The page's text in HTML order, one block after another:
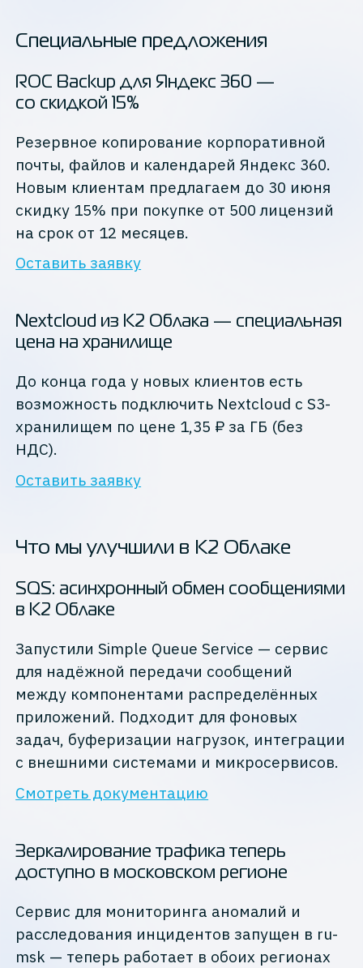
Специальные предложения
ROC Backup для Яндекс 360 —
со скидкой 15%
Резервное копирование корпоративной
почты, файлов и календарей Яндекс 360.
Новым клиентам предлагаем до 30 июня
скидку 15% при покупке от 500 лицензий
на срок от 12 месяцев.
Оставить заявку
Nextcloud из К2 Облака — специальная
цена на хранилище
До конца года у новых клиентов есть
возможность подключить Nextcloud с S3-
хранилищем по цене 1,35 ₽ за ГБ (без
НДС).
Оставить заявку
Что мы улучшили в К2 Облаке
SQS: асинхронный обмен сообщениями
в К2 Облаке
Запустили Simple Queue Service — сервис
для надёжной передачи сообщений
между компонентами распределённых
приложений. Подходит для фоновых
задач, буферизации нагрузок, интеграции
с внешними системами и микросервисов.
Смотреть документацию
Зеркалирование трафика теперь
доступно в московском регионе
Сервис для мониторинга аномалий и
расследования инцидентов запущен в ru-
msk — теперь работает в обоих регионах